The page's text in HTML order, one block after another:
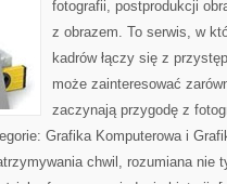
fotografii, postprodukcji
z obrazem. To serwis, w
kadrów łączy się z
może zainteresować
zaczynają przygodę z
Grafika Komputerowa i
chwil, rozumiana nie